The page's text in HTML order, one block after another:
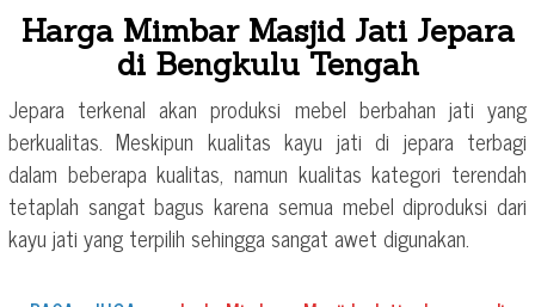
Harga Mimbar Masjid Jati Jepara
di Bengkulu Tengah
Jepara terkenal akan produksi mebel berbahan jati yang
berkualitas. Meskipun kualitas kayu jati di jepara terbagi
dalam beberapa kualitas, namun kualitas kategori terendah
tetaplah sangat bagus karena semua mebel diproduksi dari
kayu jati yang terpilih sehingga sangat awet digunakan.